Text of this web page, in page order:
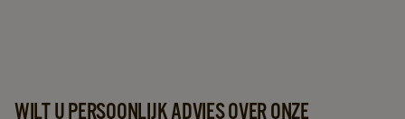
WILT U PERSOONLIJK ADVIES OVER ONZE